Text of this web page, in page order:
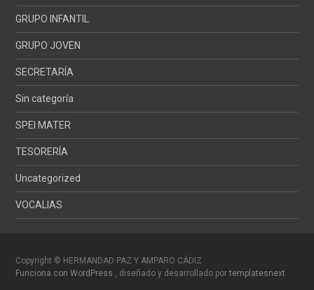
GRUPO INFANTIL
GRUPO JOVEN
SECRETARÍA
Sin categoría
SPEI MATER
TESORERÍA
Uncategorized
VOCALIAS
Copyright © HERMANDAD PAZ Y AMPARO CÁDIZ
Funciona con WordPress
, diseñado y desarrollado portemplatesnext